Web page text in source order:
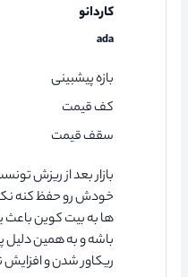
کاردانو
ada
بازه پیشبینی
کف قیمت
سقف قیمت
بازار بعد از ریزش
خودش رو حفظ کنه
ها به بیت کوین باعث
باشه و به همین دلیل
ریکاور شدن و